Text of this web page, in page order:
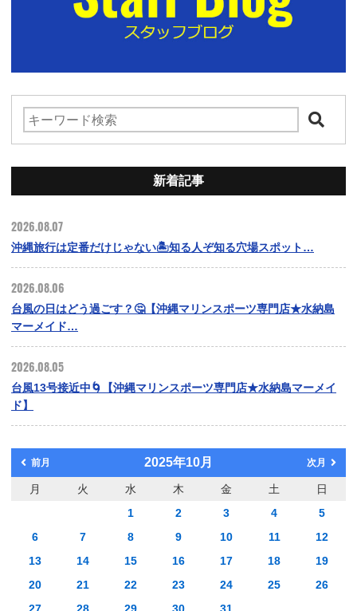
新着記事
2026.08.07
沖縄旅行は定番だけじゃない🏝️知る人ぞ知る穴場スポット…
2026.08.06
台風の日はどう過ごす？🤔【沖縄マリンスポーツ専門店★水納島
マーメイド…
2026.08.05
台風13号接近中🌀【沖縄マリンスポーツ専門店★水納島マーメイ
ド】
前月 2025年10月 次月
月 火 水 木 金 土
日
1
2 3 4
5
6
7 8 9 10 11
12
13
14 15 16 17 18
19
20
21 22 23 24 25
26
27
28 29 30 31